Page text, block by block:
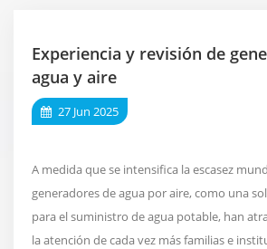
Experiencia y revisión de
agua y aire
27 Jun 2025
A medida que se intensifica la escasez
generadores de agua por aire, como una
para el suministro de agua potable, han
la atención de cada vez más familias e